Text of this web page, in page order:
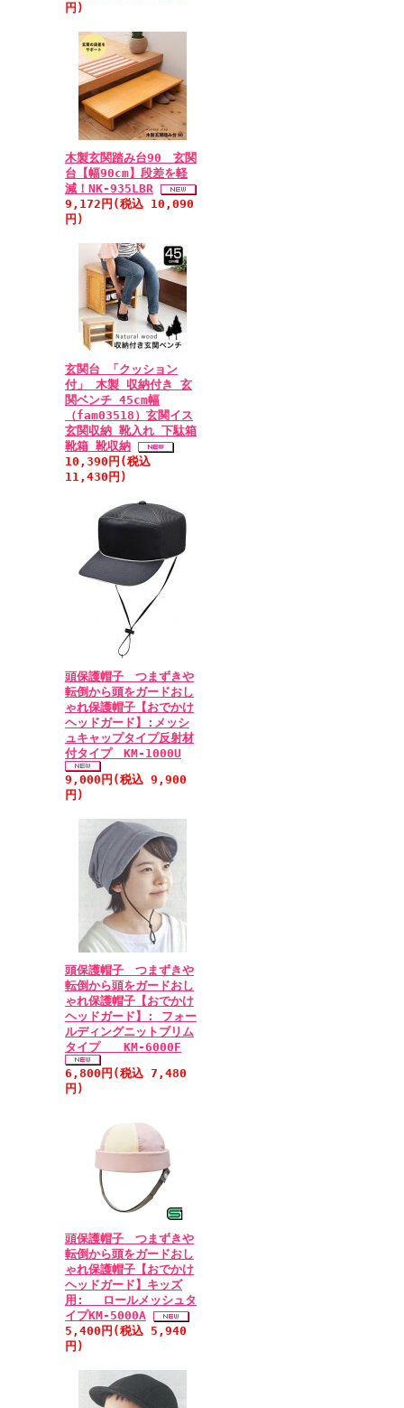
円)
木製玄関踏み台90 玄関
台【幅90cm】段差を軽
減！NK-935LBR
9,172円(税込 10,090
円)
玄関台 「クッション
付」 木製 収納付き 玄
関ベンチ 45cm幅
（fam03518）玄関イス
玄関収納 靴入れ 下駄箱
靴箱 靴収納
10,390円(税込
11,430円)
頭保護帽子 つまずきや
転倒から頭をガードおし
ゃれ保護帽子【おでかけ
ヘッドガード】:メッシ
ュキャップタイプ反射材
付タイプ KM-1000U
9,000円(税込 9,900
円)
頭保護帽子 つまずきや
転倒から頭をガードおし
ゃれ保護帽子【おでかけ
ヘッドガード】: フォー
ルディングニットブリム
タイプ KM-6000F
6,800円(税込 7,480
円)
頭保護帽子 つまずきや
転倒から頭をガードおし
ゃれ保護帽子【おでかけ
ヘッドガード】キッズ
用: ロールメッシュタ
イプKM-5000A
5,400円(税込 5,940
円)